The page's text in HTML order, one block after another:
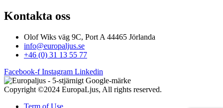
Kontakta oss
Olof Wiks väg 9C, Port A 44465 Jörlanda
info@europaljus.se
+46 (0) 31 13 55 77
Facebook-f Instagram Linkedin
Copyright ©2024 EuropaLjus, All rights reserved.